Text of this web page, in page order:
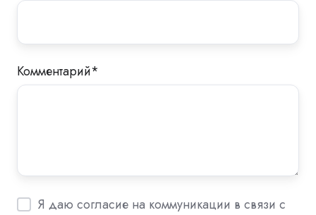
Комментарий*
Я даю согласие на коммуникации в связи с